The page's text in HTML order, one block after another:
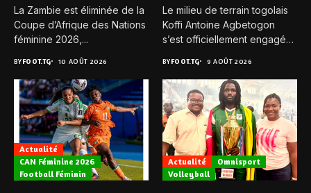
La Zambie est éliminée de la
Coupe d’Afrique des Nations
féminine 2026,...
BYFOOT.TG 10 AOÛT 2026
Le milieu de terrain togolais
Koffi Antoine Agbetogon
s’est officiellement engagé
BYFOOT.TG 9 AOÛT 2026
Actualité
CAN Féminine 2026
Football Féminin
Actualité
Omnisport
Volleyball